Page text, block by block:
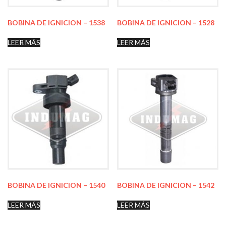
BOBINA DE IGNICION – 1538
LEER MÁS
BOBINA DE IGNICION – 1528
LEER MÁS
BOBINA DE IGNICION – 1540
LEER MÁS
BOBINA DE IGNICION – 1542
LEER MÁS